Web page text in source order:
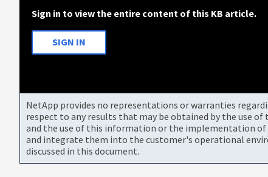
Sign in to view the entire content of this KB article.
SIGN IN
NetApp provides no representations or warranties
respect to any results that may be obtained by the use
and the use of this information or the implementation of
and integrate them into the customer's operational
discussed in this document.